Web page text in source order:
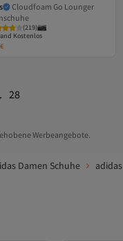
Cloudfoam Go Lounger
(219)
Kostenlos
Versand
Kostenlos
€
28
Werbeangebote.
Damen Schuhe